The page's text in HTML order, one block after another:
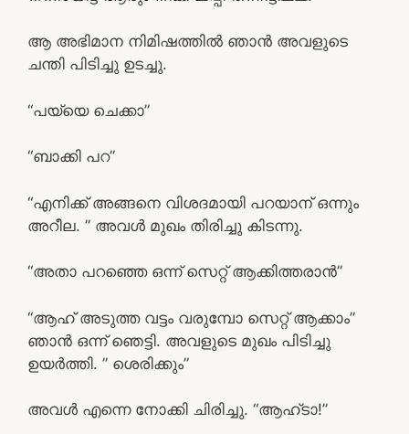
ആ അഭിമാന നിമിഷത്തിൽ ഞാൻ അവളുടെ
ചന്തി പിടിച്ചു ഉടച്ചു.
“പയ്യെ ചെക്കാ”
“ബാക്കി പറ”
“എനിക്ക് അങ്ങനെ വിശദമായി പറയാന് ഒന്നും
അറീല. ” അവൾ മുഖം തിരിച്ചു കിടന്നു.
“അതാ പറഞ്ഞെ ഒന്ന് സെറ്റ് ആക്കിത്തരാൻ”
“ആഹ് അടുത്ത വട്ടം വരുമ്പോ സെറ്റ് ആക്കാം”
ഞാൻ ഒന്ന് ഞെട്ടി. അവളുടെ മുഖം പിടിച്ചു
ഉയർത്തി. ” ശെരിക്കും”
അവൾ എന്നെ നോക്കി ചിരിച്ചു. “ആഹ്ടാ!”